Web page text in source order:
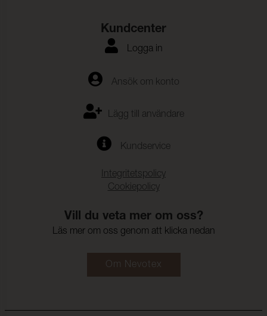
Kundcenter
Logga in
Ansök om konto
Lägg till användare
Kundservice
Integritetspolicy
Cookiepolicy
Vill du veta mer om oss?
Läs mer om oss genom att klicka nedan
Om Nevotex